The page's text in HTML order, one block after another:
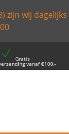
zijn wij dagelijks
Gratis
vanaf €100,-